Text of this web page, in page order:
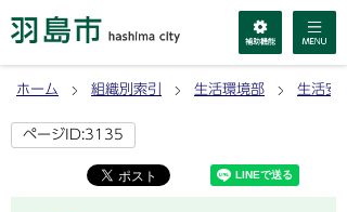
ホーム 組織別索引 生活環境部 生活安
ページID:3135